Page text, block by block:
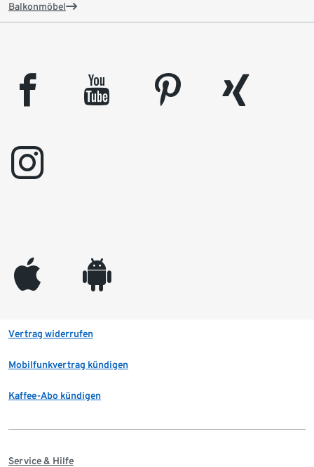
Balkonmöbel
facebook youtube pinterest
xing
instagram
appleinc android
Vertrag widerrufen
Mobilfunkvertrag kündigen
Kaffee-Abo kündigen
Service & Hilfe